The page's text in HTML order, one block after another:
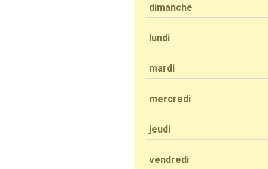
dimanche
lundi
mardi
mercredi
jeudi
vendredi